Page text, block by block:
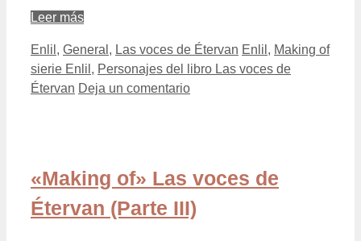
Leer más
Categorías
Enlil , General , Las voces de Étervan Etiquetas
Enlil , Making of
sierie Enlil , Personajes del libro Las voces de
Étervan Deja un comentario
«Making of» Las voces de
Étervan (Parte III)